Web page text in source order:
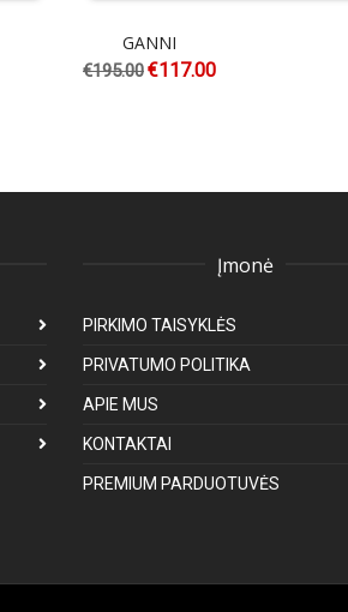
GANNI
€195.00€117.00
Įmonė
PIRKIMO TAISYKLĖS
PRIVATUMO POLITIKA
APIE MUS
KONTAKTAI
PREMIUM PARDUOTUVĖS